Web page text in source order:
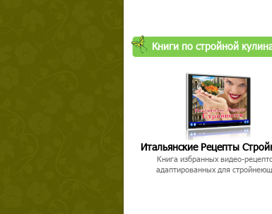
Книги по стройной
Итальянские Рецепты
Книга избранных видео-
адаптированных для